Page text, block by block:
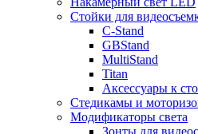
Стойки для
C-Stand
GBStand
MultiStand
Titan
Аксессуары к
Стедикамы и
Модификаторы света
Зонты для